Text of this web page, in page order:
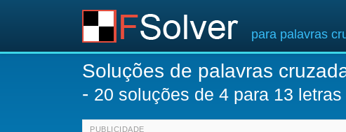
para palavras
Soluções de palavras
- 20 soluções de 4 para 13 letras